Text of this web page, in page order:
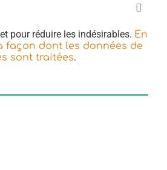
pour réduire les indésirables. En
façon dont les données de
sont traitées.